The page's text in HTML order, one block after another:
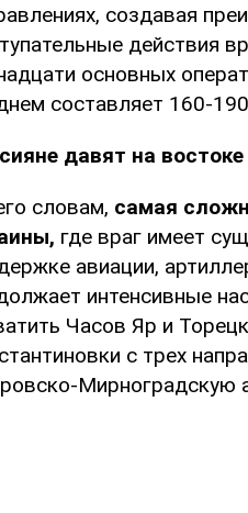
создавая
действия
основных
составляет 160-
давят на востоке
словам, самая
где враг имеет
авиации,
интенсивные
Часов Яр и
с трех
Мирноградскую